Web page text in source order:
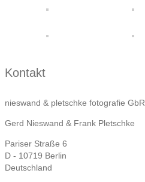
Kontakt
nieswand & pletschke fotografie GbR
Gerd Nieswand & Frank Pletschke
Pariser Straße 6
D - 10719 Berlin
Deutschland